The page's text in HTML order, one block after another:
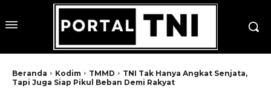
Beranda Kodim TMMD
TNI Tak Hanya Angkat Senjata,
Tapi Juga Siap Pikul Beban Demi Rakyat